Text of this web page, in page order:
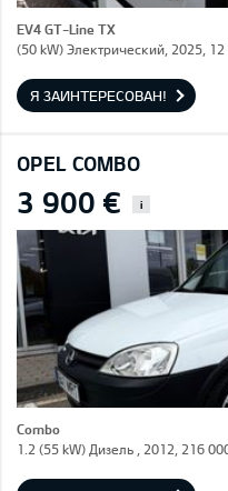
EV4 GT-Line TX
(50 kW) Электрический, 2025,
Я ЗАИНТЕРЕСОВАН!
OPEL COMBO
3 900 € i
Combo
1.2 (55 kW) Дизель , 2012, 216